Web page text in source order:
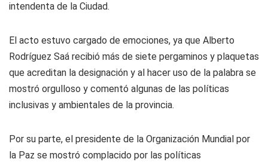
intendenta de la Ciudad.
El acto estuvo cargado de emociones, ya que Alberto
Rodríguez Saá recibió más de siete pergaminos y plaquetas
que acreditan la designación y al hacer uso de la palabra se
mostró orgulloso y comentó algunas de las políticas
inclusivas y ambientales de la provincia.
Por su parte, el presidente de la Organización Mundial por
la Paz se mostró complacido por las políticas